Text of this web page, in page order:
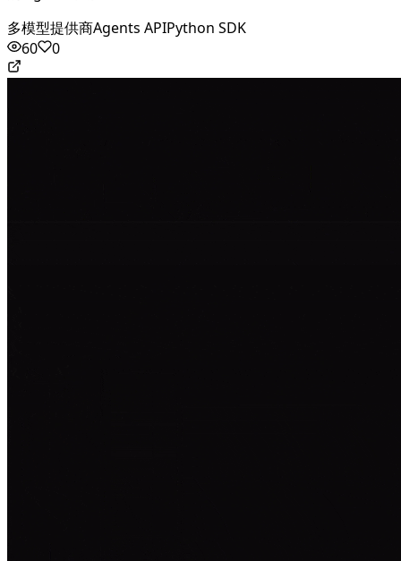
多模型提供商Agents APIPython SDK
60
0